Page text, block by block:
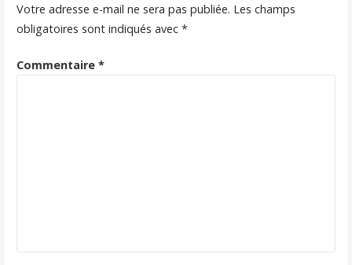
Votre adresse e-mail ne sera pas publiée. Les champs
obligatoires sont indiqués avec *
Commentaire *